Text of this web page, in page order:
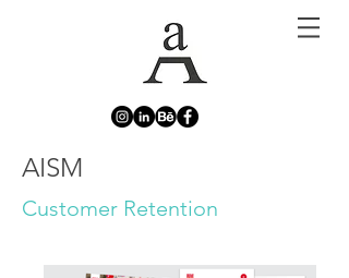
AISM
Customer Retention